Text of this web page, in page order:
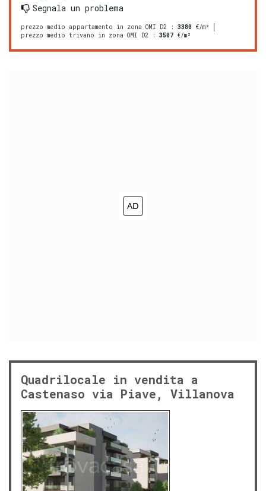
Segnala un problema
prezzo medio appartamento in zona OMI D2 : 3380 €/m²
prezzo medio trivano in zona OMI D2 : 3507 €/m²
Quadrilocale in vendita a
Castenaso via Piave, Villanova